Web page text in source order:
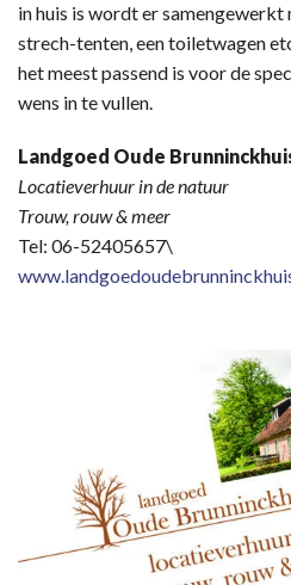
in huis is wordt er
strech-tenten, een toiletwagen
het meest passend is voor de
wens in te vullen.
Landgoed Oude
Locatieverhuur in de natuur
Trouw, rouw & meer
Tel: 06-52405657\